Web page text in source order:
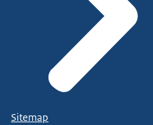
Sitemap